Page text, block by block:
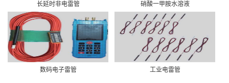
长延时非电雷管 硝酸一甲胺水溶液
数码电子雷管 工业电雷管